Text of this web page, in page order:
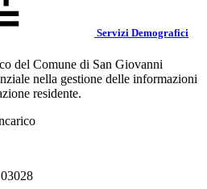
Servizi Demografici
del Comune di San Giovanni
nella gestione delle informazioni
residente.